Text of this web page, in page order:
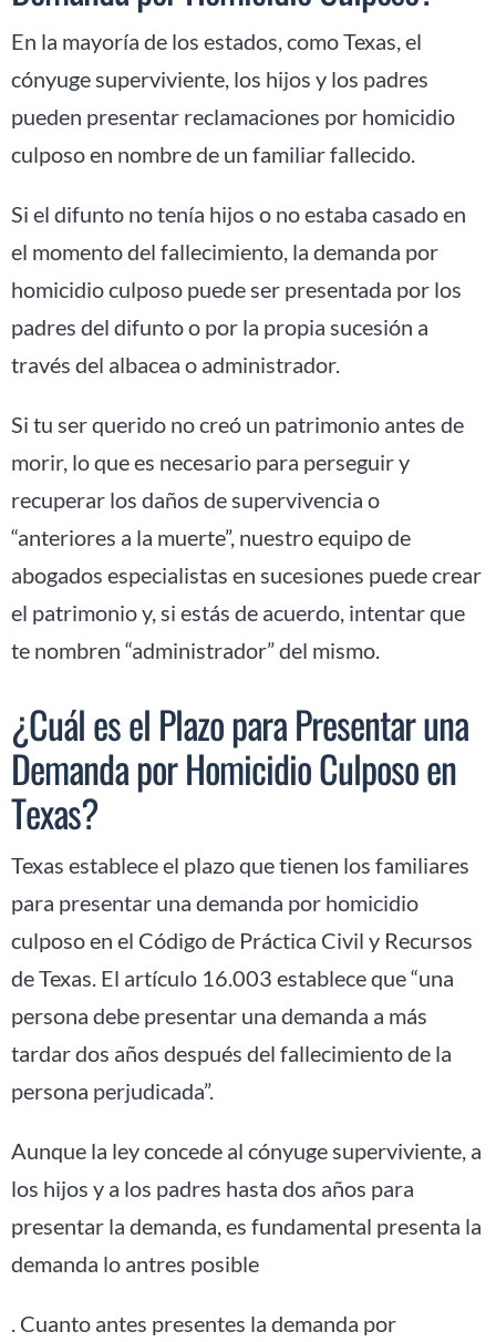
En la mayoría de los estados, como Texas, el
cónyuge superviviente, los hijos y los padres
pueden presentar reclamaciones por homicidio
culposo en nombre de un familiar fallecido.
Si el difunto no tenía hijos o no estaba casado en
el momento del fallecimiento, la demanda por
homicidio culposo puede ser presentada por los
padres del difunto o por la propia sucesión a
través del albacea o administrador.
Si tu ser querido no creó un patrimonio antes de
morir, lo que es necesario para perseguir y
recuperar los daños de supervivencia o
“anteriores a la muerte”, nuestro equipo de
abogados especialistas en sucesiones puede crear
el patrimonio y, si estás de acuerdo, intentar que
te nombren “administrador” del mismo.
¿Cuál es el Plazo para Presentar una
Demanda por Homicidio Culposo en
Texas?
Texas establece el plazo que tienen los familiares
para presentar una demanda por homicidio
culposo en el Código de Práctica Civil y Recursos
de Texas. El artículo 16.003 establece que “una
persona debe presentar una demanda a más
tardar dos años después del fallecimiento de la
persona perjudicada”.
Aunque la ley concede al cónyuge superviviente, a
los hijos y a los padres hasta dos años para
presentar la demanda, es fundamental presenta la
demanda lo antres posible
. Cuanto antes presentes la demanda por